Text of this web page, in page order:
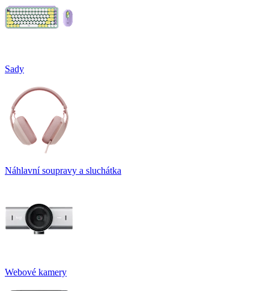
Sady
Náhlavní soupravy a sluchátka
Webové kamery